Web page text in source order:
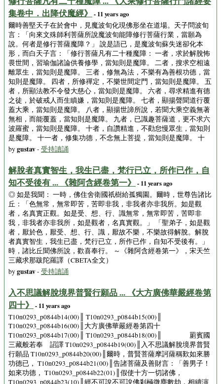
集卷中．出降伏魔經》
- 11 years ago
爾時善堅天子在於會中，見魔波旬化現佛形坐在道場。天子問波旬
言：「向來文殊師利菩薩所說魔波旬能障修行菩薩行業，當願為
說。何者是修行菩薩魔障？」 說是語已，是魔波旬蘇失迷卻化本
形，而白天子言：「修行菩薩凡有二十種魔障： 一者，求於解脫怖
畏世間，習瑜伽諸論供養修學，當知則是魔障。 二者，搜求空相遠
離眾生，當知則是魔障。 三者，修無為法，不樂有為善根功德，當
知則是魔障。 四者，所修禪定，不樂世間定門，當知則是魔障。 五
者，所顯法教不令發大慈心，當知則是魔障。 六者，尋求精進有德
之徒，於破戒人而生瞋嫌，當知則是魔障。 七者，顯揚聲聞道行覆
蓋大乘，當知則是魔障。 八者，顯揚世諦所說，若聞大乘空義無著
無相，而能覆蓋，當知則是魔障。 九者，已識趣菩薩道，更不求六
波羅蜜，當知則是魔障。 十者，自讚精進，不勸怠慢眾生，當知則
是魔障。 十一者，修集功德，不念無上菩提，當知則是魔障。 十
bygustav- 受持讀誦
解脫者真實智生，我生已盡，梵行已立，所作已作，自
知不受後有 ... 《雜阿含經卷第一》
- 11 years ago
◎ 如是我聞： 一時，佛住舍衛國祇樹給孤獨園。爾時，世尊告諸比
丘：「色無常，無常即苦，苦即非我，非我者亦非我所。如是觀
者，名真實正觀。如是受、想、行、識無常，無常即苦，苦即非
我，非我者亦非我所，如是觀者，名真實觀。」 「聖弟子，如是觀
者，厭於色，厭受、想、行、識，厭故不樂，不樂故得解脫。解脫
者真實智生，我生已盡，梵行已立，所作已作，自知不受後有。」
時，諸比丘聞佛所說，歡喜奉行。 ～《雜阿含經卷第一》，宋天竺
三藏求那跋陀羅譯（CBETA全文）
bygustav- 受持讀誦
入不思議解脫境界普賢行願品 ... 《大方廣佛華嚴經卷第
四十》
- 11 years ago
T10n0293_p0844b14(00)║ T10n0293_p0844b15(00)║
T10n0293_p0844b16(00)║大方廣佛華嚴經卷第四十
T10n0293_p0844b17(00)║ T10n0293_p0844b18(00)║ 罽賓國
三藏般若奉 詔譯 T10n0293_p0844b19(00)║入不思議解脫境界普賢
行願品 T10n0293_p0844b20(00)║爾時，普賢菩薩摩訶薩稱歎如來勝
功德已， T10n0293_p0844b21(00)║告諸菩薩及善財言：「善男子！
如來功德， T10n0293_p0844b22(01)║假使十方一切諸佛，
T10n0293_p0844b23(10)║經不可說不可說佛剎極微塵數劫，相續演